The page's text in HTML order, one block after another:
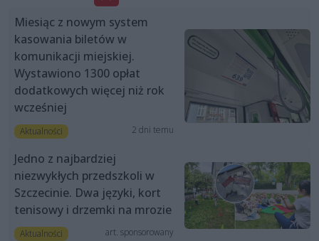
Miesiąc z nowym system
kasowania biletów w
komunikacji miejskiej.
Wystawiono 1300 opłat
dodatkowych więcej niż rok
wcześniej
Aktualności 2 dni temu
Jedno z najbardziej
niezwykłych przedszkoli w
Szczecinie. Dwa języki, kort
tenisowy i drzemki na mrozie
Aktualności art. sponsorowany